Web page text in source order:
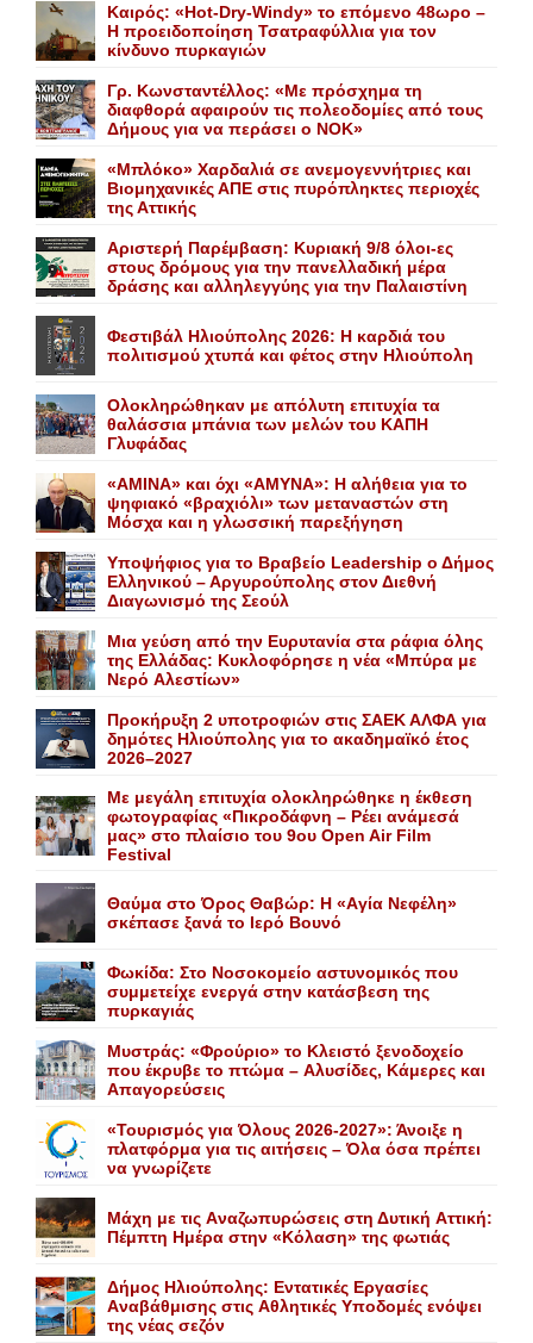
Καιρός: «Hot-Dry-Windy» το επόμενο 48ωρο –
Η προειδοποίηση Τσατραφύλλια για τον
κίνδυνο πυρκαγιών
Γρ. Κωνσταντέλλος: «Με πρόσχημα τη
διαφθορά αφαιρούν τις πολεοδομίες από τους
Δήμους για να περάσει ο NOK»
«Mπλόκο» Xαρδαλιά σε ανεμογεννήτριες και
Bιομηχανικές ΑΠΕ στις πυρόπληκτες περιοχές
της Αττικής
Αριστερή Παρέμβαση: Κυριακή 9/8 όλοι-ες
στους δρόμους για την πανελλαδική μέρα
δράσης και αλληλεγγύης για την Παλαιστίνη
Φεστιβάλ Ηλιούπολης 2026: Η καρδιά του
πολιτισμού χτυπά και φέτος στην Ηλιούπολη
Ολοκληρώθηκαν με απόλυτη επιτυχία τα
θαλάσσια μπάνια των μελών του KAΠH
Γλυφάδας
«AMINA» και όχι «ΑΜΥΝΑ»: Η αλήθεια για το
ψηφιακό «βραχιόλι» των μεταναστών στη
Μόσχα και η γλωσσική παρεξήγηση
Yποψήφιος για το Bραβείο Leadership ο Δήμος
Ελληνικού – Αργυρούπολης στον Διεθνή
Διαγωνισμό της Σεούλ
Mια γεύση από την Eυρυτανία στα ράφια όλης
της Ελλάδας: Κυκλοφόρησε η νέα «Μπύρα με
Nερό Aλεστίων»
Προκήρυξη 2 υποτροφιών στις ΣΑΕΚ ΑΛΦΑ για
δημότες Ηλιούπολης για το ακαδημαϊκό έτος
2026–2027
Με μεγάλη επιτυχία ολοκληρώθηκε η έκθεση
φωτογραφίας «Πικροδάφνη – Ρέει ανάμεσά
μας» στο πλαίσιο του 9ου Open Air Film
Festival
Θαύμα στο Όρος Θαβώρ: H «Aγία Nεφέλη»
σκέπασε ξανά το Iερό Bουνό
Φωκίδα: Στο Νοσοκομείο αστυνομικός που
συμμετείχε ενεργά στην κατάσβεση της
πυρκαγιάς
Mυστράς: «Φρούριο» το Kλειστό ξενοδοχείο
που έκρυβε το πτώμα – Aλυσίδες, Kάμερες και
Aπαγορεύσεις
«Τουρισμός για Όλους 2026-2027»: Άνοιξε η
πλατφόρμα για τις αιτήσεις – Όλα όσα πρέπει
να γνωρίζετε
Mάχη με τις Aναζωπυρώσεις στη Δυτική Aττική:
Πέμπτη Hμέρα στην «Kόλαση» της φωτιάς
Δήμος Ηλιούπολης: Eντατικές Eργασίες
Aναβάθμισης στις Aθλητικές Yποδομές ενόψει
της νέας σεζόν